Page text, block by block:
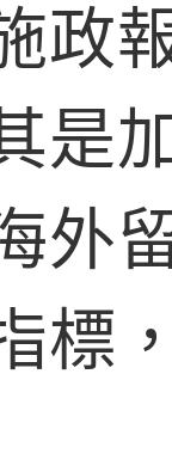
政
是
外
標